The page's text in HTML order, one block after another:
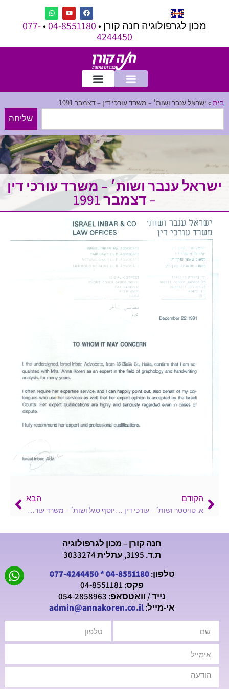
מכון לגרפולוגיה חנה קורן •04-8551180
•
077-
4244450
בית » ישראל ענבר ושות׳ – משרד עורכי דין – דצמבר 1991
שליחה
ישראל ענבר ושות׳ – משרד עורכי דין
– דצמבר 1991
הקודם
א. טויסטר ושות׳ – עורכי דין – דצמבר 1991
הבא
יוסף סגל ושות׳ – משרד עורכי דין – דצמבר 1991
חנה קורן – מכון לגרפולוגיה
ת.ד. 3195, עתלית 3033274
טלפון:04-8551180
*
077-4244450
פקס: 04-8551181
נייד / וואטסאפ: 054-2858963
אי-מייל:admin@annakoren.co.il